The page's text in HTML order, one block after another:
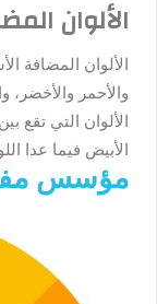
الألوان
الألوان المضافة
والأحمر والأخضر،
الألوان التي تقع
الأبيض فيما عدا
مؤسس